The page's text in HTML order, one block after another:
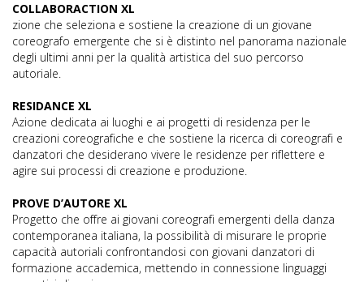
COLLABORACTION XL
zione che seleziona e sostiene la creazione di un giovane
coreografo emergente che si è distinto nel panorama nazionale
degli ultimi anni per la qualità artistica del suo percorso
autoriale.
RESIDANCE XL
Azione dedicata ai luoghi e ai progetti di residenza per le
creazioni coreografiche e che sostiene la ricerca di coreografi e
danzatori che desiderano vivere le residenze per riflettere e
agire sui processi di creazione e produzione.
PROVE D’AUTORE XL
Progetto che offre ai giovani coreografi emergenti della danza
contemporanea italiana, la possibilità di misurare le proprie
capacità autoriali confrontandosi con giovani danzatori di
formazione accademica, mettendo in connessione linguaggi